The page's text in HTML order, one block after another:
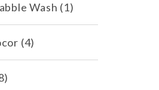
Wash (1)
(4)